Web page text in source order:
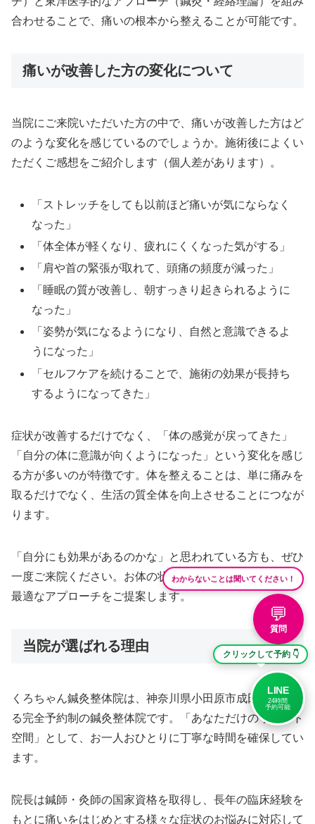
合わせることで、痛いの根本から整えることが可能です。
痛いが改善した方の変化について
当院にご来院いただいた方の中で、痛いが改善した方はど
のような変化を感じているのでしょうか。施術後によくい
ただくご感想をご紹介します（個人差があります）。
「ストレッチをしても以前ほど痛いが気にならなく
なった」
「体全体が軽くなり、疲れにくくなった気がする」
「肩や首の緊張が取れて、頭痛の頻度が減った」
「睡眠の質が改善し、朝すっきり起きられるように
なった」
「姿勢が気になるようになり、自然と意識できるよ
うになった」
「セルフケアを続けることで、施術の効果が長持ち
するようになってきた」
症状が改善するだけでなく、「体の感覚が戻ってきた」
「自分の体に意識が向くようになった」という変化を感じ
る方が多いのが特徴です。体を整えることは、単に痛みを
取るだけでなく、生活の質全体を向上させることにつなが
ります。
「自分にも効果があるのかな」と思われている方も、ぜひ
一度ご来院ください。お体の状態を丁寧に確認した上で、
最適なアプローチをご提案します。
当院が選ばれる理由
くろちゃん鍼灸整体院は、神奈川県小田原市成田に位置す
る完全予約制の鍼灸整体院です。「あなただけのリセット
空間」として、お一人おひとりに丁寧な時間を確保してい
ます。
院長は鍼師・灸師の国家資格を取得し、長年の臨床経験を
もとに痛いをはじめとする様々な症状のお悩みに対応して
わからないことは聞いてください！
💬
質問
クリックして予約 👇
LINE
24時間
予約可能